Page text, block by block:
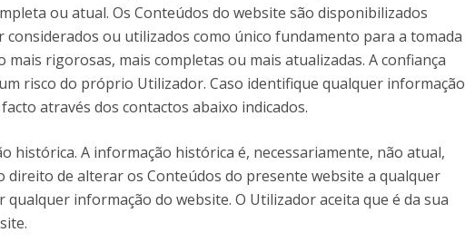
ou atual. Os Conteúdos do website são disponibilizados
ou utilizados como único fundamento para a tomada
rigorosas, mais completas ou mais atualizadas. A confiança
risco do próprio Utilizador. Caso identifique qualquer informação
através dos contactos abaixo indicados.
A informação histórica é, necessariamente, não atual,
de alterar os Conteúdos do presente website a qualquer
informação do website. O Utilizador aceita que é da sua